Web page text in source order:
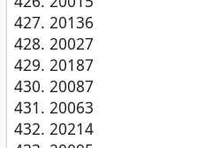
20136
20027
20187
20087
20063
20214